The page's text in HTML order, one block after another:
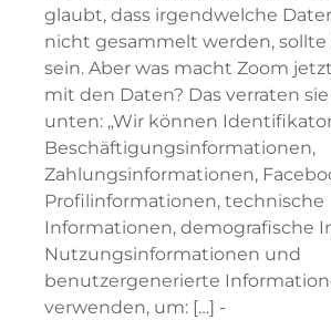
glaubt, dass irgendwelche
nicht gesammelt werden,
sein. Aber was macht Zoom
mit den Daten? Das verraten
unten: „Wir können
Beschäftigungsinformationen,
Zahlungsinformationen,
Profilinformationen, technische
Informationen, demografische
Nutzungsinformationen und
benutzergenerierte
verwenden, um: […] -